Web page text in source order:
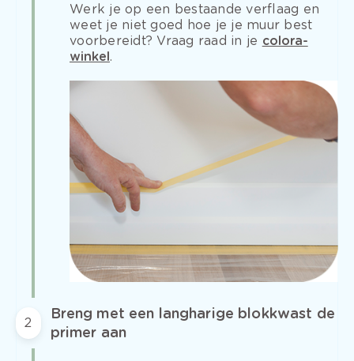
Werk je op een bestaande verflaag en
weet je niet goed hoe je je muur best
voorbereidt? Vraag raad in je colora-
winkel.
2
Breng met een langharige blokkwast de
primer aan